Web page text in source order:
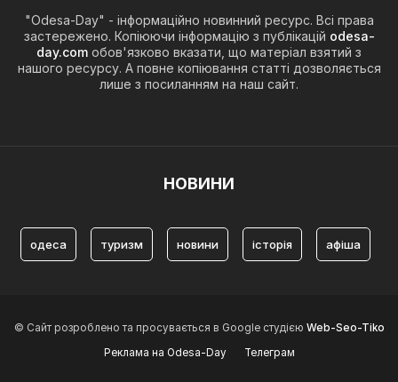
"Odesa-Day" - інформаційно новинний ресурс. Всі права
застережено. Копіюючи інформацію з публікацій odesa-
day.com обов'язково вказати, що матеріал взятий з
нашого ресурсу. А повне копіювання статті дозволяється
лише з посиланням на наш сайт.
НОВИНИ
одеса туризм новини історія афіша
© Сайт розроблено та просувається в Google студією Web-Seo-Tiko
Реклама на Odesa-Day
Телеграм